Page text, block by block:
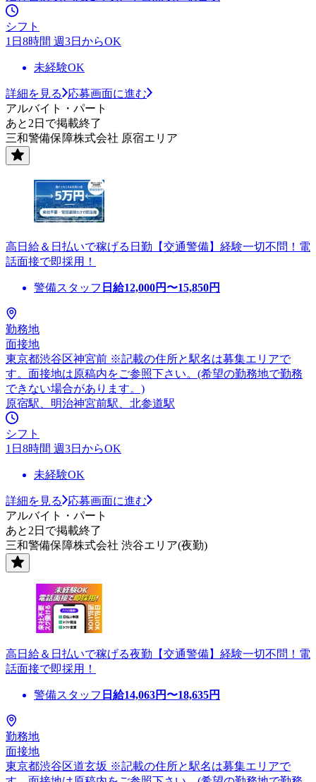
シフト
1日8時間 週3日からOK
未経験OK
詳細を見る
応募画面に進む
アルバイト・パート
あと2日で掲載終了
三和警備保障株式会社 原宿エリア
高日給＆日払いで稼げる日勤【交通警備】経験一切不問！電
話面接で即採用！
警備スタッフ 日給12,000円〜15,850円
勤務地
面接地
東京都渋谷区神宮前 ※記載の住所と駅名は募集エリアで
す。面接地は原稿内をご参照下さい。(希望の勤務地で勤務
できない場合があります。)
原宿駅、明治神宮前駅、北参道駅
シフト
1日8時間 週3日からOK
未経験OK
詳細を見る
応募画面に進む
アルバイト・パート
あと2日で掲載終了
三和警備保障株式会社 渋谷エリア(夜勤)
高日給＆日払いで稼げる夜勤【交通警備】経験一切不問！電
話面接で即採用！
警備スタッフ 日給14,063円〜18,635円
勤務地
面接地
東京都渋谷区道玄坂 ※記載の住所と駅名は募集エリアで